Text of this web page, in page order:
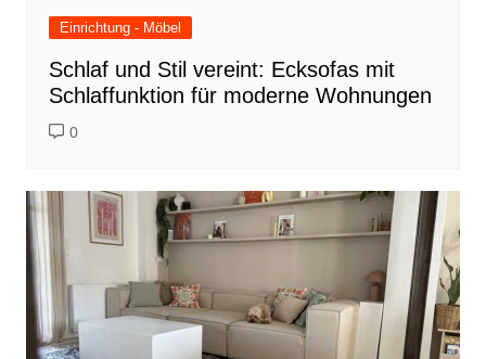
Einrichtung - Möbel
Schlaf und Stil vereint: Ecksofas mit
Schlaffunktion für moderne Wohnungen
0